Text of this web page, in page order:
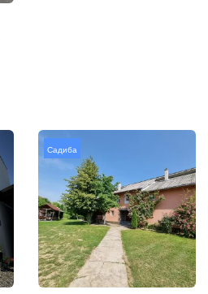
Садиба